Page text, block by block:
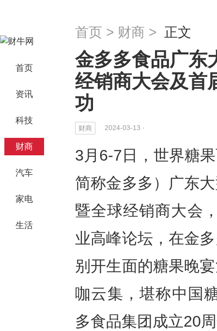
首页
资讯
科技
财商
汽车
家电
生活
首页 > 财商 > 正文
金多多食品广东
经销商大会及首
功
财商 2024-03-13 ·
3月6-7日，世界糖
简称金多多）广东
暨全球经销商大会
业高峰论坛，在金
别开生面的糖果晚
咖云集，堪称中国
多食品集团成立20